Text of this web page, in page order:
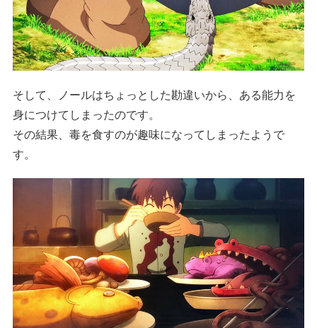
そして、ノールはちょっとした勘違いから、ある能力を
身につけてしまったのです。
その結果、毒を食すのが趣味になってしまったようで
す。